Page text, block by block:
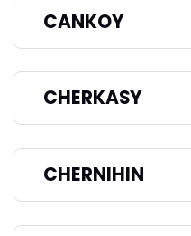
CANKOY
CHERKASY
CHERNIHIN